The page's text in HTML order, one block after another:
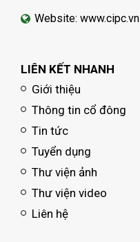
Website: www.cipc.vn
LIÊN KẾT NHANH
Giới thiệu
Thông tin cổ đông
Tin tức
Tuyển dụng
Thư viện ảnh
Thư viện video
Liên hệ